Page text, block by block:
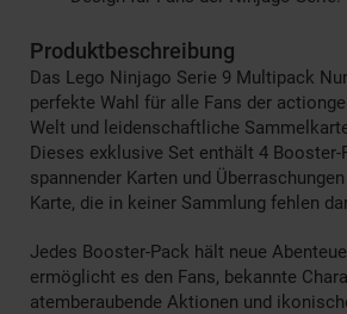
Produktbeschreibung
Das Lego Ninjago Serie 9 Multipack
perfekte Wahl für alle Fans der
Welt und leidenschaftliche
Dieses exklusive Set enthält 4
spannender Karten und
Karte, die in keiner Sammlung fehlen
Jedes Booster-Pack hält neue
ermöglicht es den Fans, bekannte
atemberaubende Aktionen und